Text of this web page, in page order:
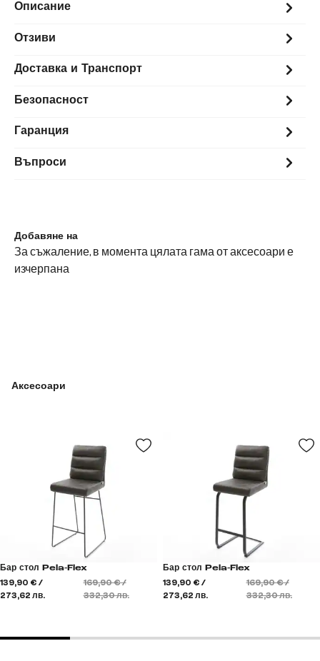
Описание
Отзиви
Доставка и Транспорт
Безопасност
Гаранция
Въпроси
Добавяне на
За съжаление, в момента цялата гама от аксесоари е
изчерпана
Аксесоари
Бар стол Pela-Flex
139,90 € /
273,62 лв.
169,90 € /
332,30 лв.
Бар стол Pela-Flex
139,90 € /
273,62 лв.
169,90 € /
332,30 лв.